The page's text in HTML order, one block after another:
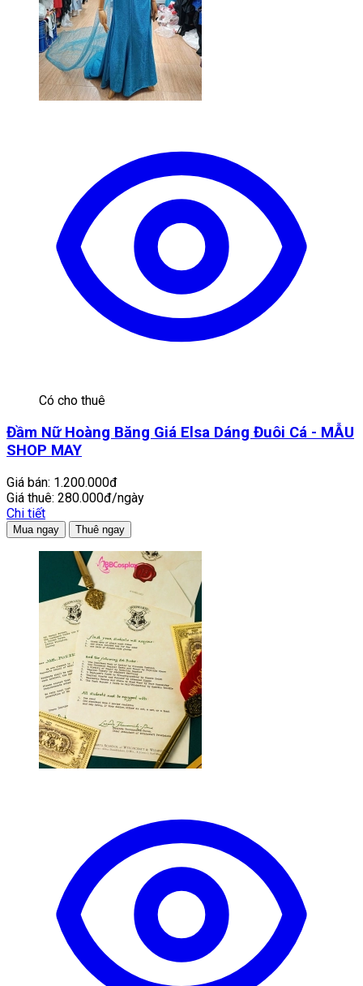
Có cho thuê
Đầm Nữ Hoàng Băng Giá Elsa Dáng Đuôi Cá - MẪU
SHOP MAY
Giá bán: 1.200.000đ
Giá thuê: 280.000đ/ngày
Chi tiết
Mua ngay Thuê ngay